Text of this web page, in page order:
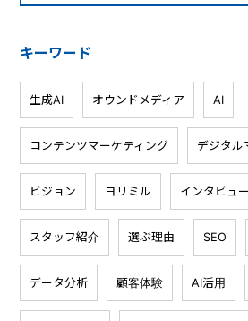
キーワード
生成AI オウンドメディア AI
コンテンツマーケティング デジタル
ビジョン ヨリミル インタビュ
スタッフ紹介 選ぶ理由 SEO
データ分析 顧客体験 AI活用